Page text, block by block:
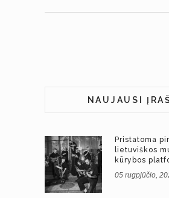
NAUJAUSI
Pristatoma
lietuviškos
kūrybos
05 rugpjūčio,